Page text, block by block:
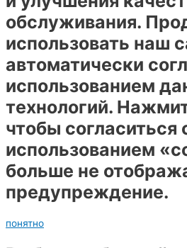
обслуживания.
использовать наш
автоматически
использованием
технологий.
чтобы согласиться
использованием
больше не
предупреждение.
понятно